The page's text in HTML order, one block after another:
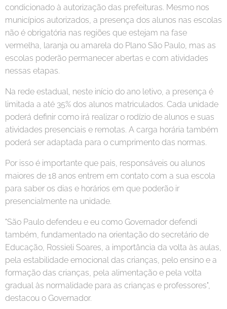
condicionado à autorização das prefeituras. Mesmo nos
municípios autorizados, a presença dos alunos nas escolas
não é obrigatória nas regiões que estejam na fase
vermelha, laranja ou amarela do Plano São Paulo, mas as
escolas poderão permanecer abertas e com atividades
nessas etapas.
Na rede estadual, neste início do ano letivo, a presença é
limitada a até 35% dos alunos matriculados. Cada unidade
poderá definir como irá realizar o rodízio de alunos e suas
atividades presenciais e remotas. A carga horária também
poderá ser adaptada para o cumprimento das normas.
Por isso é importante que pais, responsáveis ou alunos
maiores de 18 anos entrem em contato com a sua escola
para saber os dias e horários em que poderão ir
presencialmente na unidade.
"São Paulo defendeu e eu como Governador defendi
também, fundamentado na orientação do secretário de
Educação, Rossieli Soares, a importância da volta às aulas,
pela estabilidade emocional das crianças, pelo ensino e a
formação das crianças, pela alimentação e pela volta
gradual às normalidade para as crianças e professores",
destacou o Governador.